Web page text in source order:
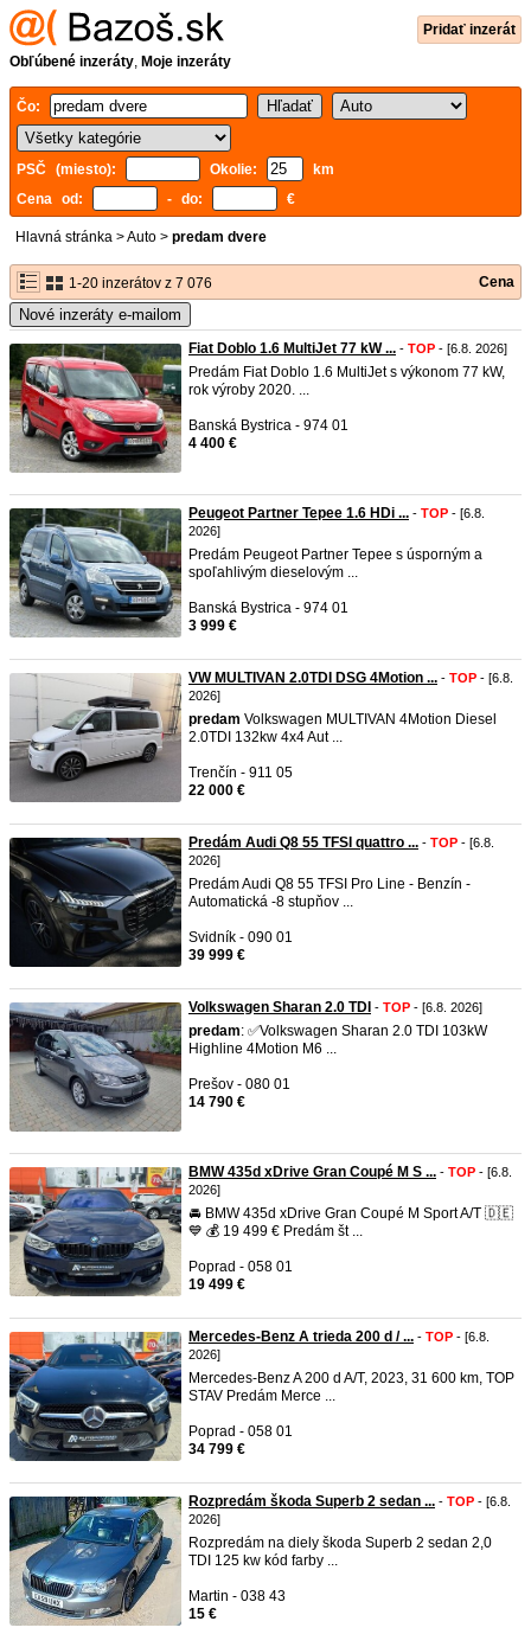
Pridať inzerát
Obľúbené inzeráty, Moje inzeráty
Čo:
PSČ (miesto): Okolie:
km
Cena od:
- do: €
Hlavná stránka >Auto > predam dvere
1-20 inzerátov z 7 076 Cena
Nové inzeráty e-mailom
Fiat Doblo 1.6 MultiJet 77 kW ... - TOP - [6.8. 2026]
Predám Fiat Doblo 1.6 MultiJet s výkonom 77 kW,
rok výroby 2020. ...
Banská Bystrica - 974 01
4 400 €
Peugeot Partner Tepee 1.6 HDi ... - TOP - [6.8.
2026]
Predám Peugeot Partner Tepee s úsporným a
spoľahlivým dieselovým ...
Banská Bystrica - 974 01
3 999 €
VW MULTIVAN 2.0TDI DSG 4Motion ... - TOP - [6.8.
2026]
predam Volkswagen MULTIVAN 4Motion Diesel
2.0TDI 132kw 4x4 Aut ...
Trenčín - 911 05
22 000 €
Predám Audi Q8 55 TFSI quattro ... - TOP - [6.8.
2026]
Predám Audi Q8 55 TFSI Pro Line - Benzín -
Automatická -8 stupňov ...
Svidník - 090 01
39 999 €
Volkswagen Sharan 2.0 TDI - TOP - [6.8. 2026]
predam: ✅Volkswagen Sharan 2.0 TDI 103kW
Highline 4Motion M6 ...
Prešov - 080 01
14 790 €
BMW 435d xDrive Gran Coupé M S ... - TOP - [6.8.
2026]
🚘 BMW 435d xDrive Gran Coupé M Sport A/T 🇩🇪
💙 💰 19 499 € Predám št ...
Poprad - 058 01
19 499 €
Mercedes-Benz A trieda 200 d / ... - TOP - [6.8.
2026]
Mercedes-Benz A 200 d A/T, 2023, 31 600 km, TOP
STAV Predám Merce ...
Poprad - 058 01
34 799 €
Rozpredám škoda Superb 2 sedan ... - TOP - [6.8.
2026]
Rozpredám na diely škoda Superb 2 sedan 2,0
TDI 125 kw kód farby ...
Martin - 038 43
15 €